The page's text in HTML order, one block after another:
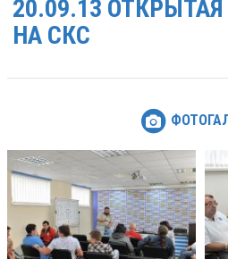
20.09.13
НА СКС